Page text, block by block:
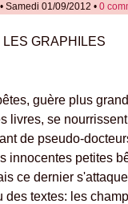
• Samedi 01/09/2012 • 0
LES GRAPHILES
guère plus
livres, se
de pseudo-
innocentes petites
ce dernier
des textes: les